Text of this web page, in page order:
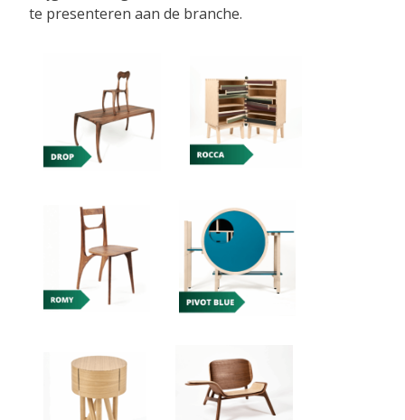
te presenteren aan de branche.